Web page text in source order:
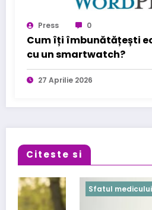
Press 0
Cum îți îmbunătățești
cu un smartwatch?
27 Aprilie 2026
Citeste si
Sfatul medicului